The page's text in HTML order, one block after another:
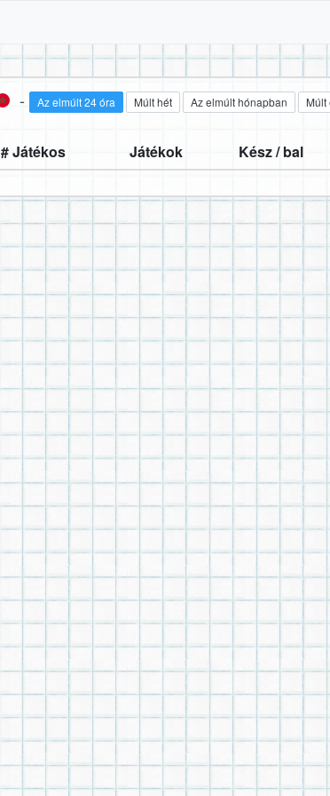
- Az elmúlt 24 óra Múlt hét Az elmúlt hónapban Múlt
# Játékos Játékok Kész / bal